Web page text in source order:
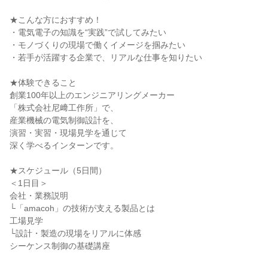
★こんな方におすすめ！
・電気電子の知識を“実践”で試してみたい
・モノづくりの現場で働くイメージを掴みたい
・若手が活躍する企業で、リアルな仕事を知りたい
★体験できること
創業100年以上のエンジニアリングメーカー
「株式会社尼﨑工作所」で、
産業機械の電気制御設計を、
演習・実習・現場見学を通じて
深く学べるインターンです。
★スケジュール（5日間）
＜1日目＞
会社・業務説明
└「amacoh」の技術が支える製品とは
工場見学
└設計・製造の現場をリアルに体感
シーケンス制御の基礎講座